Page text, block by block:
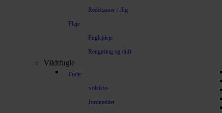
Redekasser / Æg
Pleje
Fuglepleje
Rengøring og duft
Vildtfugle
Foder
Solsikke
Jordnødder